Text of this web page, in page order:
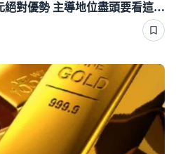
記憶體供應商坐擁1.23兆元絕對優勢 主導地位盡頭要看這一年